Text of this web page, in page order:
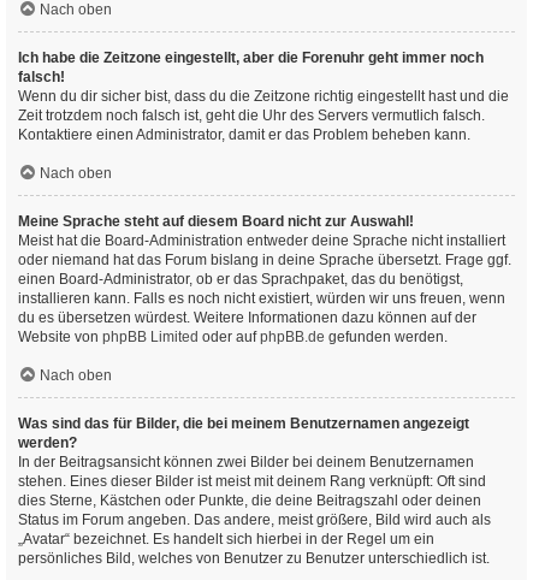
Nach oben
Ich habe die Zeitzone eingestellt, aber die Forenuhr geht immer noch
falsch!
Wenn du dir sicher bist, dass du die Zeitzone richtig eingestellt hast und die
Zeit trotzdem noch falsch ist, geht die Uhr des Servers vermutlich falsch.
Kontaktiere einen Administrator, damit er das Problem beheben kann.
Nach oben
Meine Sprache steht auf diesem Board nicht zur Auswahl!
Meist hat die Board-Administration entweder deine Sprache nicht installiert
oder niemand hat das Forum bislang in deine Sprache übersetzt. Frage ggf.
einen Board-Administrator, ob er das Sprachpaket, das du benötigst,
installieren kann. Falls es noch nicht existiert, würden wir uns freuen, wenn
du es übersetzen würdest. Weitere Informationen dazu können auf der
Website von phpBB Limited oder aufphpBB.de gefunden werden.
Nach oben
Was sind das für Bilder, die bei meinem Benutzernamen angezeigt
werden?
In der Beitragsansicht können zwei Bilder bei deinem Benutzernamen
stehen. Eines dieser Bilder ist meist mit deinem Rang verknüpft: Oft sind
dies Sterne, Kästchen oder Punkte, die deine Beitragszahl oder deinen
Status im Forum angeben. Das andere, meist größere, Bild wird auch als
„Avatar“ bezeichnet. Es handelt sich hierbei in der Regel um ein
persönliches Bild, welches von Benutzer zu Benutzer unterschiedlich ist.